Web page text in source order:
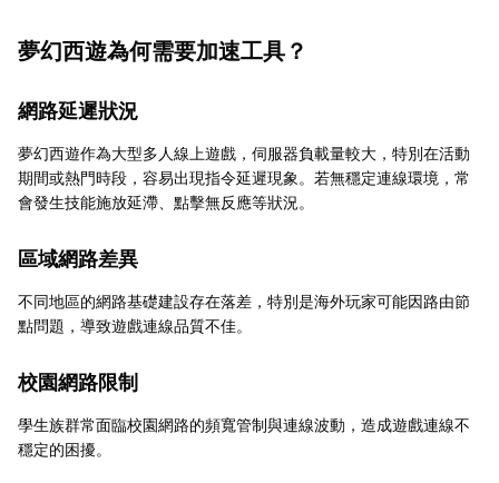
夢幻西遊為何需要加速工具？
網路延遲狀況
夢幻西遊作為大型多人線上遊戲，伺服器負載量較大，特別在活動
期間或熱門時段，容易出現指令延遲現象。若無穩定連線環境，常
會發生技能施放延滯、點擊無反應等狀況。
區域網路差異
不同地區的網路基礎建設存在落差，特別是海外玩家可能因路由節
點問題，導致遊戲連線品質不佳。
校園網路限制
學生族群常面臨校園網路的頻寬管制與連線波動，造成遊戲連線不
穩定的困擾。